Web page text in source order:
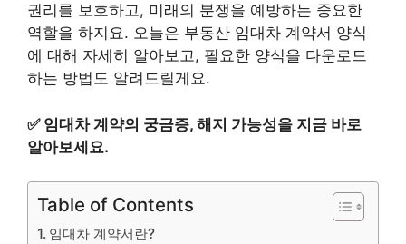
권리를 보호하고, 미래의 분쟁을 예방하는 중요한
역할을 하지요. 오늘은 부동산 임대차 계약서 양식
에 대해 자세히 알아보고, 필요한 양식을 다운로드
하는 방법도 알려드릴게요.
✅ 임대차 계약의 궁금증, 해지 가능성을 지금 바로
알아보세요.
Table of Contents
임대차 계약서란?